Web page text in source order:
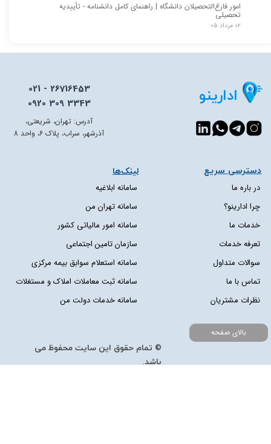
امور فارغ‌التحصیلان دانشگاه | راهنمای کامل دانشنامه - تأییدیه
تحصیلی
۰۲ مرداد ۰۵
ادارینو
021 - 26716453
0920 309 3343
در باره ما
چرا ادارینو؟
خدمات ما
تعرفه خدمات
سوالات متداول
تماس با ما
نظرات مشتریان
دسترسی سریع​​​​​​​ لینک‌ها
سامانه ابلاغیه
سامانه تهران من
سامانه امور مالیاتی کشور
سازمان تامین اجتماعی
سامانه استعلام سوابق بیمه مرکزی
سامانه ثبت معاملات املاک و مستغلات
سامانه خدمات دولت من
© تمام حقوق این سایت محفوظ می
باشد.
بالای صفحه
آدرس: تهران، شریعتی،
آذرشهر، سراب، پلاک 6، واحد 8